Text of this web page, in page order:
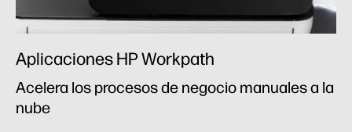
Aplicaciones HP Workpath
Acelera los procesos de negocio manuales a la
nube